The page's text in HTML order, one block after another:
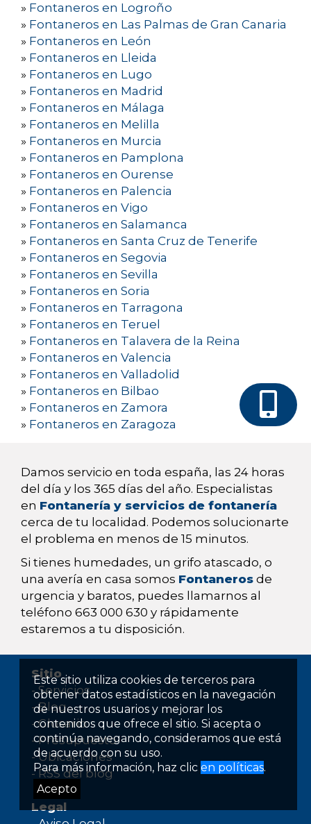
Este sitio utiliza cookies de terceros para
obtener datos estadísticos en la navegación
de nuestros usuarios y mejorar los
contenidos que ofrece el sitio. Si acepta o
continúa navegando, consideramos que está
de acuerdo con su uso.
Para más información, haz clic en políticas.
Acepto
» Fontaneros en Logroño
» Fontaneros en Las Palmas de Gran Canaria
» Fontaneros en León
» Fontaneros en Lleida
» Fontaneros en Lugo
» Fontaneros en Madrid
» Fontaneros en Málaga
» Fontaneros en Melilla
» Fontaneros en Murcia
» Fontaneros en Pamplona
» Fontaneros en Ourense
» Fontaneros en Palencia
» Fontaneros en Vigo
» Fontaneros en Salamanca
» Fontaneros en Santa Cruz de Tenerife
» Fontaneros en Segovia
» Fontaneros en Sevilla
» Fontaneros en Soria
» Fontaneros en Tarragona
» Fontaneros en Teruel
» Fontaneros en Talavera de la Reina
» Fontaneros en Valencia
» Fontaneros en Valladolid
» Fontaneros en Bilbao
» Fontaneros en Zamora
» Fontaneros en Zaragoza
Damos servicio en toda españa, las 24 horas
del día y los 365 días del año. Especialistas
en Fontanería y servicios de fontanería
cerca de tu localidad. Podemos solucionarte
el problema en menos de 15 minutos.
Si tienes humedades, un grifo atascado, o
una avería en casa somos Fontaneros de
urgencia y baratos, puedes llamarnos al
teléfono 663 000 630 y rápidamente
estaremos a tu disposición.
Sitio
-Servicios
-Blog
-Glosario
-Presupuesto
-Ubicaciones
-RSS del blog
Legal